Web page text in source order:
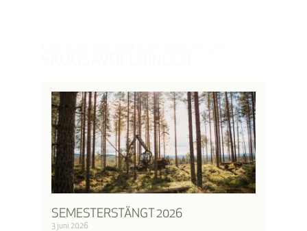
SEMESTERSTÄNGT 2026
3 juni 2026